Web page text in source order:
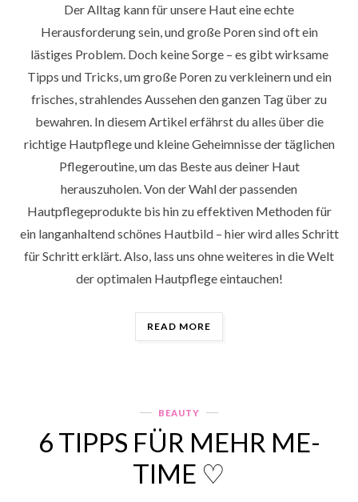
Der Alltag kann für unsere Haut eine echte
Herausforderung sein, und große Poren sind oft ein
lästiges Problem. Doch keine Sorge – es gibt wirksame
Tipps und Tricks, um große Poren zu verkleinern und ein
frisches, strahlendes Aussehen den ganzen Tag über zu
bewahren. In diesem Artikel erfährst du alles über die
richtige Hautpflege und kleine Geheimnisse der täglichen
Pflegeroutine, um das Beste aus deiner Haut
herauszuholen. Von der Wahl der passenden
Hautpflegeprodukte bis hin zu effektiven Methoden für
ein langanhaltend schönes Hautbild – hier wird alles Schritt
für Schritt erklärt. Also, lass uns ohne weiteres in die Welt
der optimalen Hautpflege eintauchen!
READ MORE
TIPP
ND D
ANZEN T
RISCH A
Categories
BEAUTY
6 TIPPS FÜR MEHR ME-
TIME ♡